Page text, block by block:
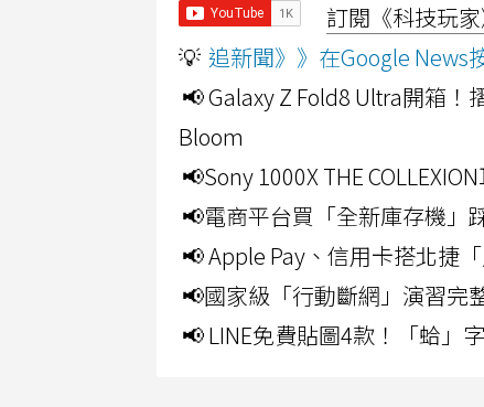
訂閱《科技玩
💡 追新聞》》在Google News
📢 Galaxy Z Fold8 Ultra開箱
Bloom
📢Sony 1000X THE
📢電商平台買「全新庫存機」
📢 Apple Pay、信用卡搭北捷
📢國家級「行動斷網」演習完
📢 LINE免費貼圖4款！「蛤」